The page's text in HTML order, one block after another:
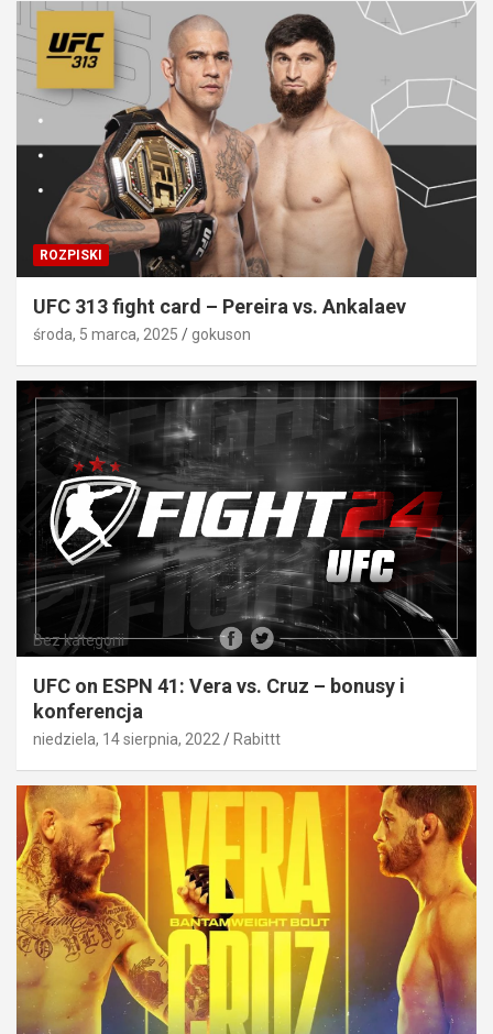
ROZPISKI
UFC 313 fight card – Pereira vs. Ankalaev
środa, 5 marca, 2025 gokuson
Bez kategorii
UFC on ESPN 41: Vera vs. Cruz – bonusy i
konferencja
niedziela, 14 sierpnia, 2022 Rabittt